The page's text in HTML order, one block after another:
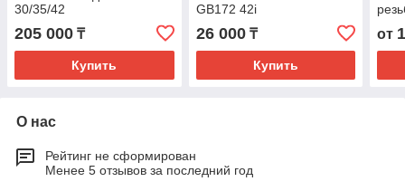
30/35/42
205 000 ₸
Купить
GB172 42i
26 000₸
Купить
от
О нас
Рейтинг не сформирован
Менее 5 отзывов за последний год